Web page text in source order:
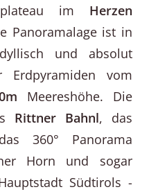
im Herzen
Panoramalage ist in
und absolut
vom
Meereshöhe. Die
Rittner Bahnl, das
360° Panorama
Horn und sogar
Südtirols -